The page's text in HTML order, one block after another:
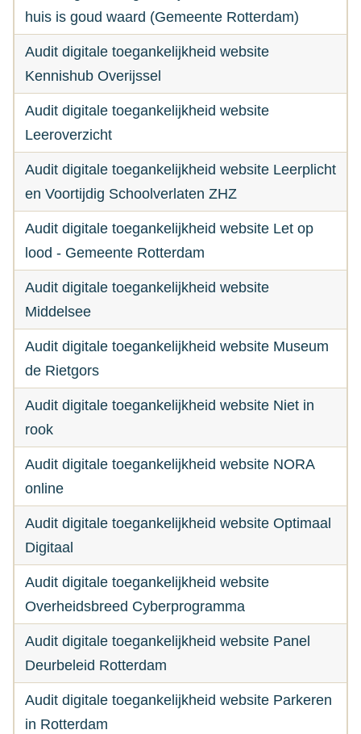
huis is goud waard (Gemeente Rotterdam)
Audit digitale toegankelijkheid website
Kennishub Overijssel
Audit digitale toegankelijkheid website
Leeroverzicht
Audit digitale toegankelijkheid website Leerplicht
en Voortijdig Schoolverlaten ZHZ
Audit digitale toegankelijkheid website Let op
lood - Gemeente Rotterdam
Audit digitale toegankelijkheid website
Middelsee
Audit digitale toegankelijkheid website Museum
de Rietgors
Audit digitale toegankelijkheid website Niet in
rook
Audit digitale toegankelijkheid website NORA
online
Audit digitale toegankelijkheid website Optimaal
Digitaal
Audit digitale toegankelijkheid website
Overheidsbreed Cyberprogramma
Audit digitale toegankelijkheid website Panel
Deurbeleid Rotterdam
Audit digitale toegankelijkheid website Parkeren
in Rotterdam